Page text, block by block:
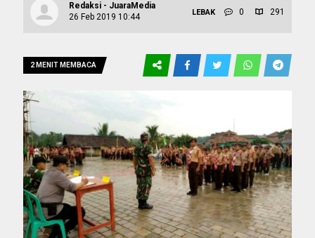
Redaksi - JuaraMedia
26 Feb 2019 10:44
LEBAK 0 291
2 MENIT MEMBACA